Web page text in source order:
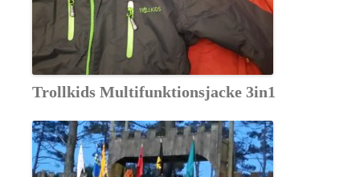
Trollkids Multifunktionsjacke 3in1